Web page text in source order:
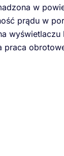
w
prądu w
praca